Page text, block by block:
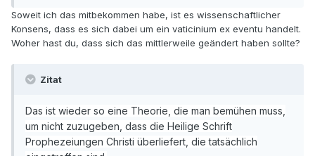
Soweit ich das mitbekommen habe, ist es wissenschaftlicher
Konsens, dass es sich dabei um ein vaticinium ex eventu handelt.
Woher hast du, dass sich das mittlerweile geändert haben sollte?
Zitat
Das ist wieder so eine Theorie, die man bemühen muss,
um nicht zuzugeben, dass die Heilige Schrift
Prophezeiungen Christi überliefert, die tatsächlich